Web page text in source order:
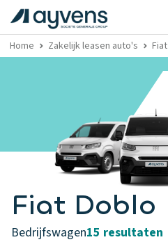
Home Zakelijk leasen auto's Fiat
Fiat Doblo
bedrijfswagen15 resultaten